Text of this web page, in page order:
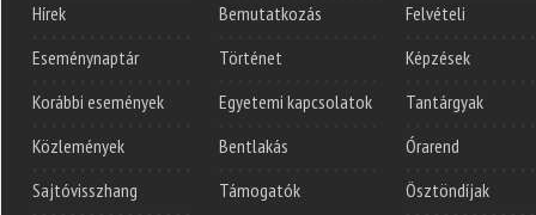
Hírek
Eseménynaptár
Korábbi események
Közlemények
Sajtóvisszhang
Bemutatkozás
Történet
Egyetemi kapcsolatok
Bentlakás
Támogatók
Felvételi
Képzések
Tantárgyak
Órarend
Ösztöndíjak